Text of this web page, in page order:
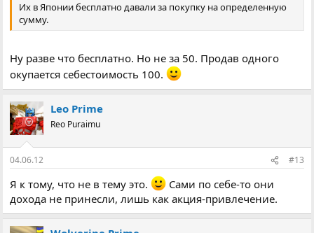
Их в Японии бесплатно давали за покупку на определенную
сумму.
Ну разве что бесплатно. Но не за 50. Продав одного
окупается себестоимость 100.
Leo Prime
Reo Puraimu
04.06.12 #13
Я к тому, что не в тему это.
Сами по себе-то они
дохода не принесли, лишь как акция-привлечение.